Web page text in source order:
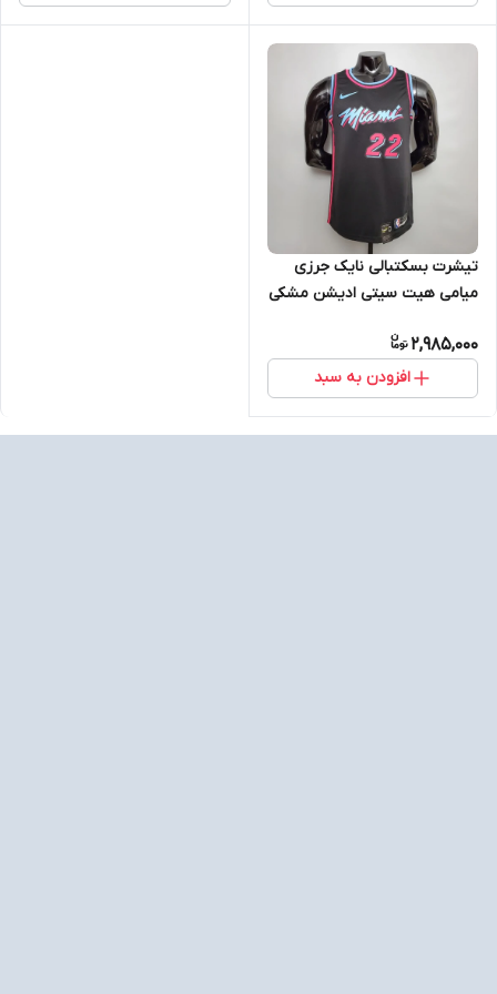
TATUM 2024 5XL
تیشرت بسکتبالی نایک جرزی
میامی هیت سیتی ادیشن مشکی
MIAMI HEAT CITY EDITION
BUTLER 5XL
2,985,000
افزودن به سبد